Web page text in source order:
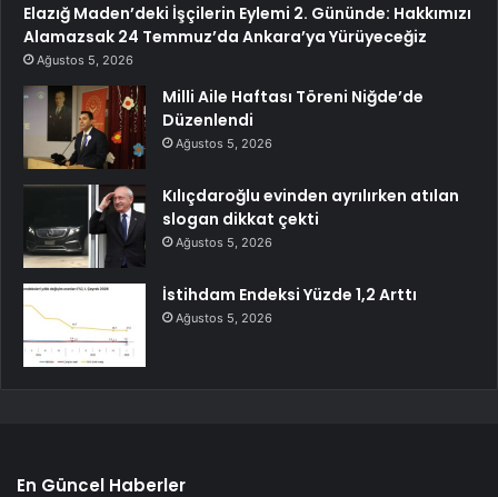
Elazığ Maden’deki İşçilerin Eylemi 2. Gününde: Hakkımızı
Alamazsak 24 Temmuz’da Ankara’ya Yürüyeceğiz
Ağustos 5, 2026
Milli Aile Haftası Töreni Niğde’de
Düzenlendi
Ağustos 5, 2026
Kılıçdaroğlu evinden ayrılırken atılan
slogan dikkat çekti
Ağustos 5, 2026
İstihdam Endeksi Yüzde 1,2 Arttı
Ağustos 5, 2026
En Güncel Haberler